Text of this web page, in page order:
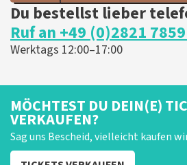
Du bestellst lieber
Ruf an +49 (0)2821
Werktags 12:00–17:00
MÖCHTEST DU DEIN(E)
VERKAUFEN?
Sag uns Bescheid, vielleicht kaufen